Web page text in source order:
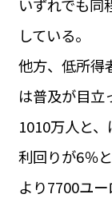
#フランス生活
#アルザス地方
いずれでも同
している。
他方、低所得
は普及が目立
1010万人と
利回りが6％
より7700ユ